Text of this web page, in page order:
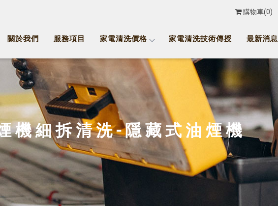
關於我們 服務項目 家電清洗價格 家電清洗技術傳授 最新消息
購物車(0)
機細拆清洗-隱藏式油煙機